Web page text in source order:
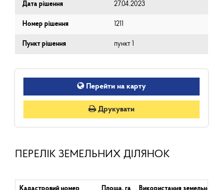
Дата рішення 27.04.2023
Номер рішення 1211
Пункт рішення пункт 1
Перейти на карту
Друкувати
ПЕРЕЛІК ЗЕМЕЛЬНИХ ДІЛЯНОК